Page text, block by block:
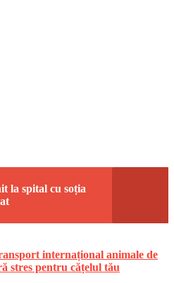
la spital cu soția
internațional animale de
stres pentru cățelul tău